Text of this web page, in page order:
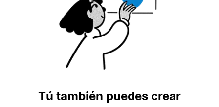
Tú también puedes crear